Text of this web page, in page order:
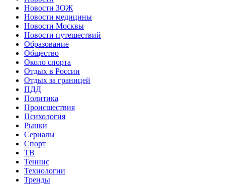
Новости ЗОЖ
Новости медицины
Новости Москвы
Новости путешествий
Образование
Общество
Около спорта
Отдых в России
Отдых за границей
ПДД
Политика
Происшествия
Психология
Рынки
Сериалы
Спорт
ТВ
Теннис
Технологии
Тренды